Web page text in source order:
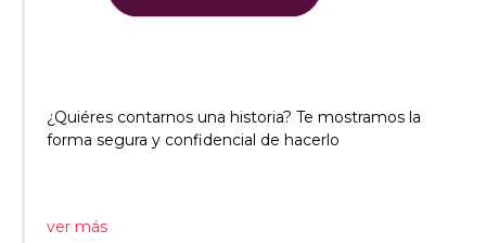
¿Quiéres contarnos una historia? Te mostramos la
forma segura y confidencial de hacerlo
ver más